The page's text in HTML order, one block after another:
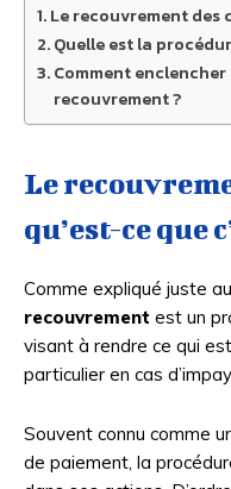
Le recouvrement des
Quelle est la
Comment
recouvrement ?
Le
qu’est-ce que
Comme expliqué juste
recouvrement est un
visant à rendre ce qui
particulier en cas
Souvent connu comme
de paiement, la